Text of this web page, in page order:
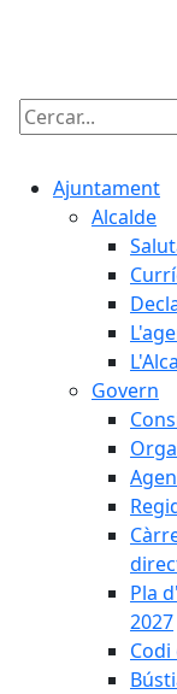
Cercar:
Ajuntament
Alcalde
Govern
Pla
2027